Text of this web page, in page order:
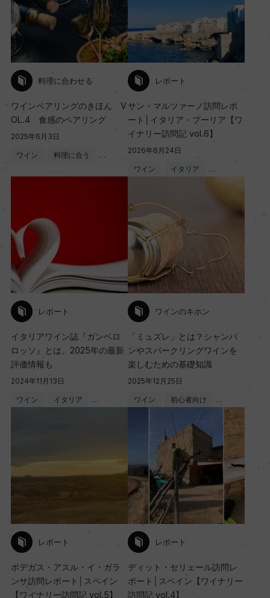
料理に合わせる
ワインペアリングのきほん V
OL.4 食感のペアリング
2025年6月3日
ワイン 料理に合う …
レポート
サン・マルツァーノ訪問レポ
ート│イタリア・プーリア【ワ
イナリー訪問記 vol.6】
2026年6月24日
ワイン イタリア …
レポート
イタリアワイン誌『ガンベロ
ロッソ』とは。2025年の最新
評価情報も
2024年11月13日
ワイン イタリア …
ワインのキホン
「ミュズレ」とは？シャンパ
ンやスパークリングワインを
楽しむための基礎知識
2025年12月25日
ワイン 初心者向け …
レポート
ボデガス・アスル・イ・ガラ
ンサ訪問レポート│スペイン
【ワイナリー訪問記 vol.5】
レポート
ディット・セリェール訪問レ
ポート│スペイン【ワイナリー
訪問記 vol.4】